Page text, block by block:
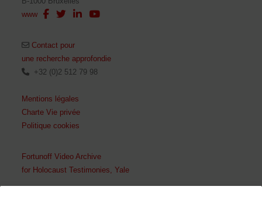
www
Contact pour
une recherche approfondie
+32 (0)2 512 79 98
Mentions légales
Charte Vie privée
Politique cookies
Fortunoff Video Archive
for Holocaust Testimonies, Yale